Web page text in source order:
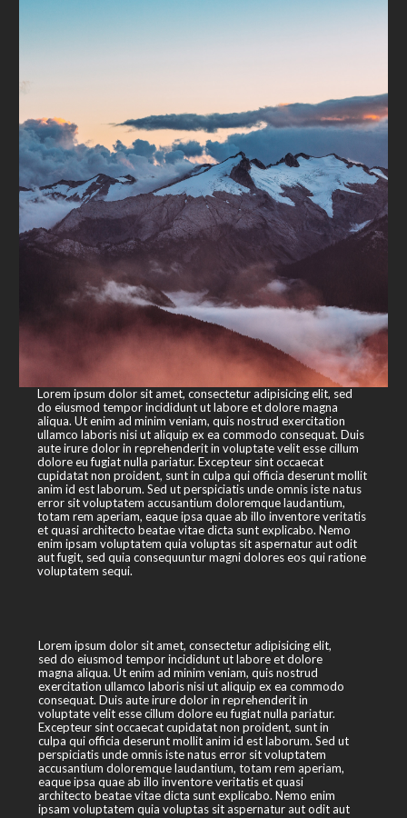
Lorem ipsum dolor sit amet, consectetur adipisicing elit, sed
do eiusmod tempor incididunt ut labore et dolore magna
aliqua. Ut enim ad minim veniam, quis nostrud exercitation
ullamco laboris nisi ut aliquip ex ea commodo consequat. Duis
aute irure dolor in reprehenderit in voluptate velit esse cillum
dolore eu fugiat nulla pariatur. Excepteur sint occaecat
cupidatat non proident, sunt in culpa qui officia deserunt mollit
anim id est laborum. Sed ut perspiciatis unde omnis iste natus
error sit voluptatem accusantium doloremque laudantium,
totam rem aperiam, eaque ipsa quae ab illo inventore veritatis
et quasi architecto beatae vitae dicta sunt explicabo. Nemo
enim ipsam voluptatem quia voluptas sit aspernatur aut odit
aut fugit, sed quia consequuntur magni dolores eos qui ratione
voluptatem sequi.
Lorem ipsum dolor sit amet, consectetur adipisicing elit,
sed do eiusmod tempor incididunt ut labore et dolore
magna aliqua. Ut enim ad minim veniam, quis nostrud
exercitation ullamco laboris nisi ut aliquip ex ea commodo
consequat. Duis aute irure dolor in reprehenderit in
voluptate velit esse cillum dolore eu fugiat nulla pariatur.
Excepteur sint occaecat cupidatat non proident, sunt in
culpa qui officia deserunt mollit anim id est laborum. Sed ut
perspiciatis unde omnis iste natus error sit voluptatem
accusantium doloremque laudantium, totam rem aperiam,
eaque ipsa quae ab illo inventore veritatis et quasi
architecto beatae vitae dicta sunt explicabo. Nemo enim
ipsam voluptatem quia voluptas sit aspernatur aut odit aut